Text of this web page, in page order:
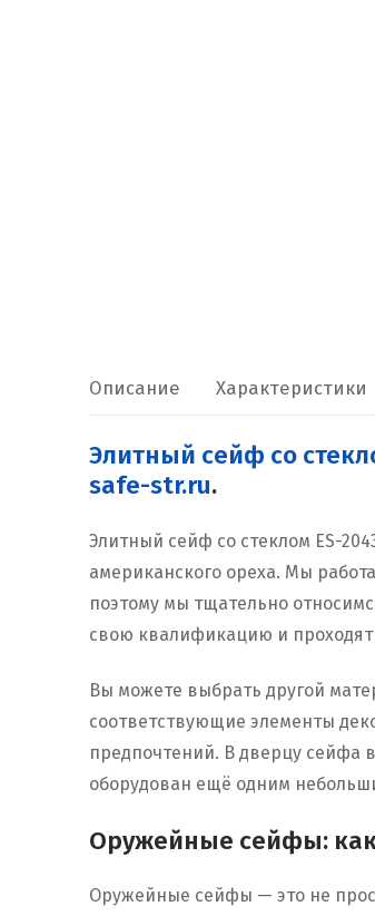
Описание Характеристики
Элитный сейф со
safe-str.ru.
Элитный сейф со стеклом ES-
американского ореха. Мы
поэтому мы тщательно
свою квалификацию и проходят
Вы можете выбрать другой
соответствующие элементы
предпочтений. В дверцу сейфа
оборудован ещё одним
Оружейные сейфы: как
Оружейные сейфы — это не